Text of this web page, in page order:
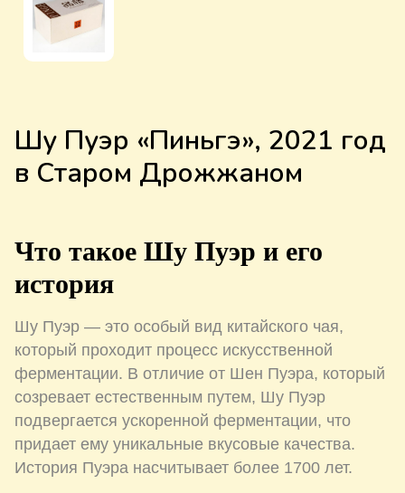
Шу Пуэр «Пиньгэ», 2021 год
в Старом Дрожжаном
Что такое Шу Пуэр и его
история
Шу Пуэр — это особый вид китайского чая,
который проходит процесс искусственной
ферментации. В отличие от Шен Пуэра, который
созревает естественным путем, Шу Пуэр
подвергается ускоренной ферментации, что
придает ему уникальные вкусовые качества.
История Пуэра насчитывает более 1700 лет.